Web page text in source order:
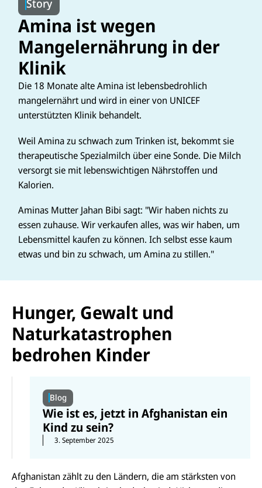
Story
Amina ist wegen
Mangelernährung in der
Klinik
Die 18 Monate alte Amina ist lebensbedrohlich
mangelernährt und wird in einer von UNICEF
unterstützten Klinik behandelt.
Weil Amina zu schwach zum Trinken ist, bekommt sie
therapeutische Spezialmilch über eine Sonde. Die Milch
versorgt sie mit lebenswichtigen Nährstoffen und
Kalorien.
Aminas Mutter Jahan Bibi sagt: "Wir haben nichts zu
essen zuhause. Wir verkaufen alles, was wir haben, um
Lebensmittel kaufen zu können. Ich selbst esse kaum
etwas und bin zu schwach, um Amina zu stillen."
Hunger, Gewalt und
Naturkatastrophen
bedrohen Kinder
Blog
Wie ist es, jetzt in Afghanistan ein
Kind zu sein?
3. September 2025
Afghanistan zählt zu den Ländern, die am stärksten von